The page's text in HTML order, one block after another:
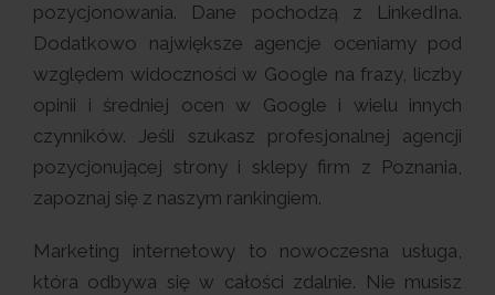
pozycjonowania. Dane pochodzą z LinkedIna.
Dodatkowo największe agencje oceniamy pod
względem widoczności w Google na frazy, liczby
opinii i średniej ocen w Google i wielu innych
czynników. Jeśli szukasz profesjonalnej agencji
pozycjonującej strony i sklepy firm z Poznania,
zapoznaj się z naszym rankingiem.
Marketing internetowy to nowoczesna usługa,
która odbywa się w całości zdalnie. Nie musisz